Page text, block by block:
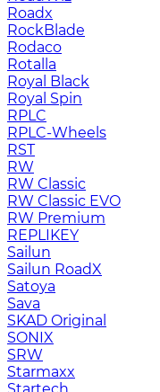
Roadx
RockBlade
Rodaco
Rotalla
Royal Black
Royal Spin
RPLC
RPLC-Wheels
RST
RW
RW Classic
RW Classic EVO
RW Premium
RЕPLIKEY
Sailun
Sailun RoadX
Satoya
Sava
SKAD Original
SONIX
SRW
Starmaxx